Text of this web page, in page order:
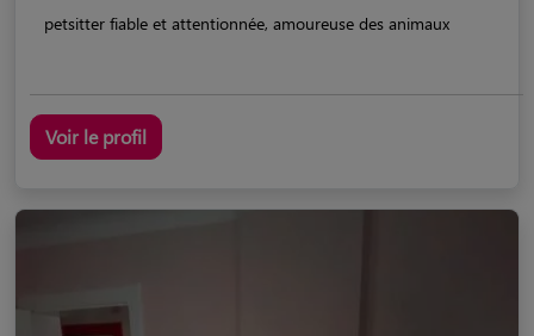
petsitter fiable et attentionnée, amoureuse des animaux
Voir le profil